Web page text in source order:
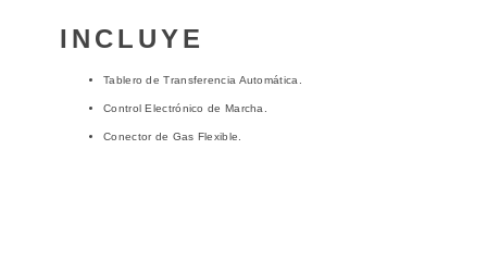
INCLUYE
Tablero de Transferencia Automática.
Control Electrónico de Marcha.
Conector de Gas Flexible.